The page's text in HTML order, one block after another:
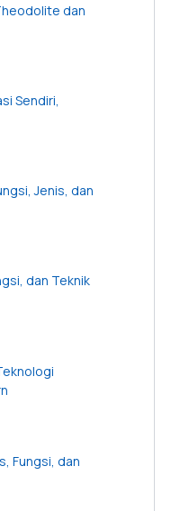
dan
Sendiri,
Jenis, dan
dan Teknik
Fungsi, dan